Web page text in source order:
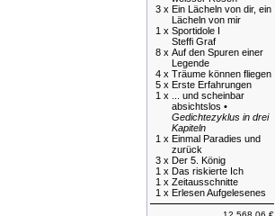
3 x Ein Lächeln von dir, ein
Lächeln von mir
1 x Sportidole I
Steffi Graf
8 x Auf den Spuren einer
Legende
4 x Träume können fliegen
5 x Erste Erfahrungen
1 x
... und scheinbar
absichtslos •
Gedichtezyklus in drei
Kapiteln
1 x Einmal Paradies und
zurück
3 x Der 5. König
1 x Das riskierte Ich
1 x Zeitausschnitte
1 x Erlesen Aufgelesenes